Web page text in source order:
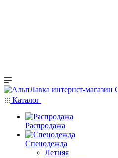
Каталог
Распродажа
Спецодежда
Летняя